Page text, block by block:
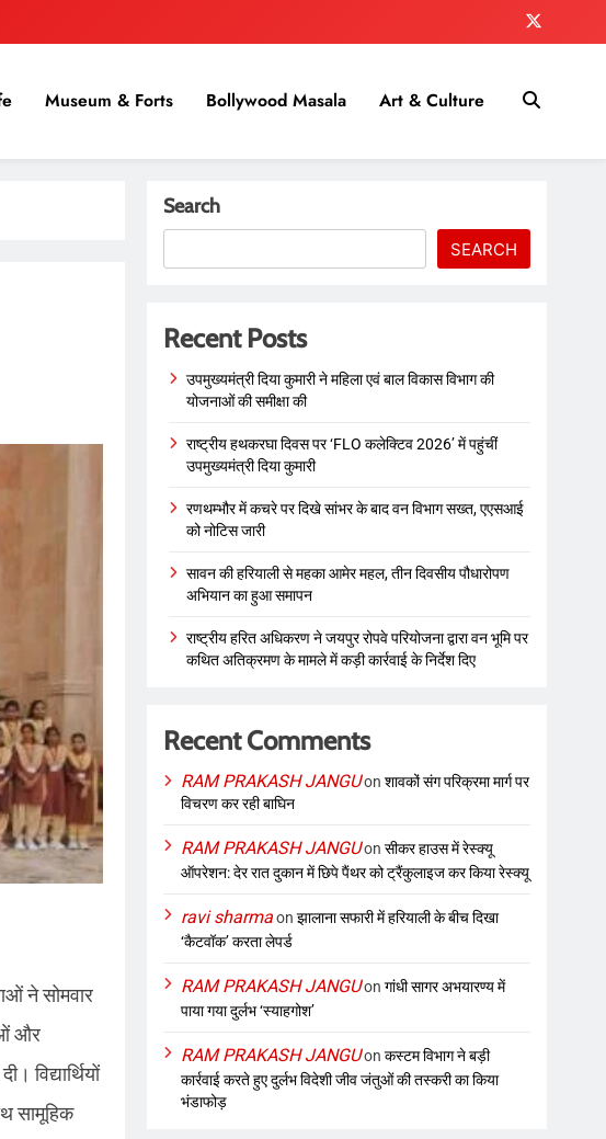
Museum & Forts Bollywood Masala Art & Culture
ने सोमवार
और
वि‌द्यार्थियों
सामूहिक
Search
SEARCH
Recent Posts
उपमुख्यमंत्री दिया कुमारी ने महिला एवं बाल विकास विभाग की
योजनाओं की समीक्षा की
राष्ट्रीय हथकरघा दिवस पर ‘FLO कलेक्टिव 2026’ में पहुंचीं
उपमुख्यमंत्री दिया कुमारी
रणथम्भौर में कचरे पर दिखे सांभर के बाद वन विभाग सख्त, एएसआई
को नोटिस जारी
सावन की हरियाली से महका आमेर महल, तीन दिवसीय पौधारोपण
अभियान का हुआ समापन
राष्ट्रीय हरित अधिकरण ने जयपुर रोपवे परियोजना द्वारा वन भूमि पर
कथित अतिक्रमण के मामले में कड़ी कार्रवाई के निर्देश दिए
Recent Comments
RAM PRAKASH JANGUonशावकों संग परिक्रमा मार्ग पर
विचरण कर रही बाघिन
RAM PRAKASH JANGUonसीकर हाउस में रेस्क्यू
ऑपरेशन: देर रात दुकान में छिपे पैंथर को ट्रैंकुलाइज कर किया रेस्क्यू
ravi sharmaonझालाना सफारी में हरियाली के बीच दिखा
‘कैटवॉक’ करता लेपर्ड
RAM PRAKASH JANGUonगांधी सागर अभयारण्य में
पाया गया दुर्लभ ‘स्याहगोश’
RAM PRAKASH JANGUonकस्टम विभाग ने बड़ी
कार्रवाई करते हुए दुर्लभ विदेशी जीव जंतुओं की तस्करी का किया
भंडाफोड़